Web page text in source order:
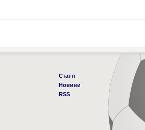
Статті
Новини
RSS